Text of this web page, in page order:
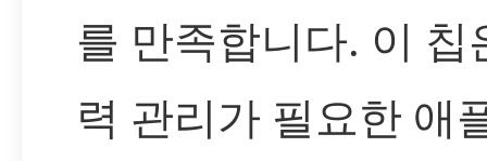
를 만족합니다. 이 칩
력 관리가 필요한 애